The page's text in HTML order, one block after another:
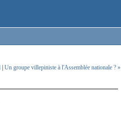
Un groupe villepiniste à l'Assemblée nationale ? »